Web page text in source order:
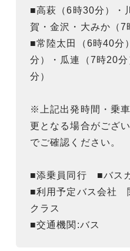
■高萩（6時30分）・
賀・金沢・大みか（7
■常陸太田（6時40分
分）・瓜連（7時20
分）
※上記出発時間・乗
更となる場合がござ
でご確認ください。
■添乗員同行 ■バス
■利用予定バス会社
クラス
■交通機関:バス